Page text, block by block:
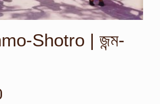
Shotro | জন্ম-